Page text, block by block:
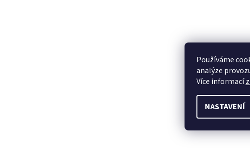
Používáme
analýze
Více informací
NASTAVENÍ